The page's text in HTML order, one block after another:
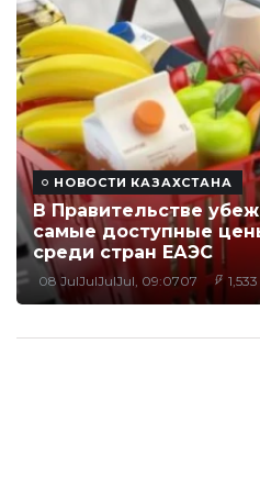
НОВОСТИ КАЗАХСТАНА
В Правительстве
самые доступные
среди стран ЕАЭС
08 JulJulJulJul, 09:0707